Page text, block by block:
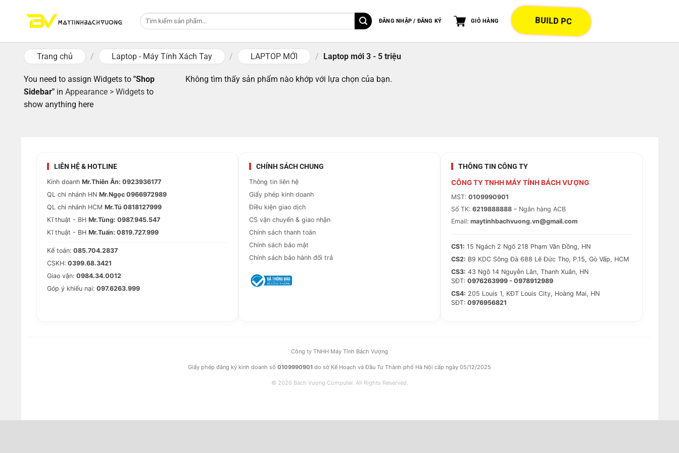
Tìm
kiếm:
ĐĂNG NHẬP / ĐĂNG KÝ GIỎ HÀNG BUILD PC
Trang chủ / Laptop - Máy Tính Xách Tay / LAPTOP MỚI / Laptop mới 3 - 5 triệu
You need to assign Widgets to "Shop
Sidebar" in Appearance > Widgets to
show anything here
Không tìm thấy sản phẩm nào khớp với lựa chọn của bạn.
LIÊN HỆ & HOTLINE
Kinh doanh Mr.Thiên Ân: 0923936177
QL chi nhánh HN Mr.Ngọc 0966972989
QL chi nhánh HCM Mr.Tú 0818127999
Kĩ thuật - BH Mr.Tùng: 0987.945.547
Kĩ thuật - BH Mr.Tuấn: 0819.727.999
Kế toán: 085.704.2837
CSKH: 0399.68.3421
Giao vận: 0984.34.0012
Góp ý khiếu nại: 097.6263.999
CHÍNH SÁCH CHUNG
Thông tin liên hệ
Giấy phép kinh doanh
Điều kiện giao dịch
CS vận chuyển & giao nhận
Chính sách thanh toán
Chính sách bảo mật
Chính sách bảo hành đổi trả
THÔNG TIN CÔNG TY
CÔNG TY TNHH MÁY TÍNH BÁCH VƯỢNG
MST: 0109990901
Số TK: 6219888888 – Ngân hàng ACB
Email: maytinhbachvuong.vn@gmail.com
CS1: 15 Ngách 2 Ngõ 218 Phạm Văn Đồng, HN
CS2: B9 KDC Sông Đà 688 Lê Đức Thọ, P.15, Gò Vấp, HCM
CS3: 43 Ngõ 14 Nguyễn Lân, Thanh Xuân, HN
SĐT: 0976263999 - 0978912989
CS4: 205 Louis 1, KĐT Louis City, Hoàng Mai, HN
SĐT: 0976956821
Công ty TNHH Máy Tính Bách Vượng
Giấy phép đăng ký kinh doanh số 0109990901 do sở Kế Hoạch và Đầu Tư Thành phố Hà Nội cấp ngày 05/12/2025
© 2026 Bách Vượng Computer. All Rights Reserved.